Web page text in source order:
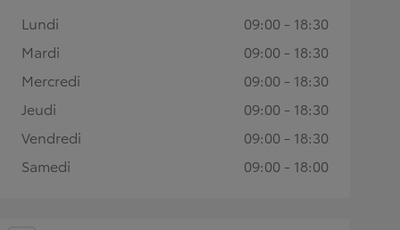
Lundi
09:00 - 18:30
Mardi
09:00 - 18:30
Mercredi
09:00 - 18:30
Jeudi
09:00 - 18:30
Vendredi
09:00 - 18:30
Samedi
09:00 - 18:00